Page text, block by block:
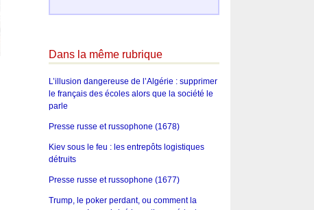
Dans la même rubrique
L’illusion dangereuse de l’Algérie : supprimer
le français des écoles alors que la société le
parle
Presse russe et russophone (1678)
Kiev sous le feu : les entrepôts logistiques
détruits
Presse russe et russophone (1677)
Trump, le poker perdant, ou comment la